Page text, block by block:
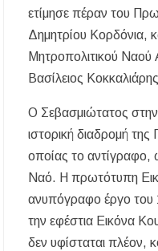
ετίμησε πέραν του
Δημητρίου Κορδόνια,
Μητροπολιτικού Ναού
Βασίλειος
Ο Σεβασμιώτατος
ιστορική διαδρομή της
οποίας το αντίγραφο,
Ναό. Η πρωτότυπη
ανυπόγραφο έργο του
την εφέστια Εικόνα
δεν υφίσταται πλέον,